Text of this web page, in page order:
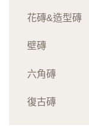
花磚&造型磚
壁磚
六角磚
復古磚